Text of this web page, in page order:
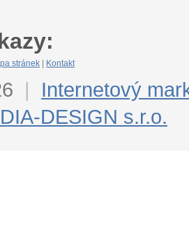
stránek Kontakt
|
Internetový
DESIGN s.r.o.